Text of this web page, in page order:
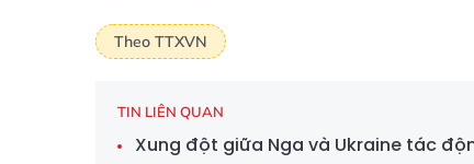
Theo TTXVN
TIN LIÊN QUAN
Xung đột giữa Nga và Ukraine tác